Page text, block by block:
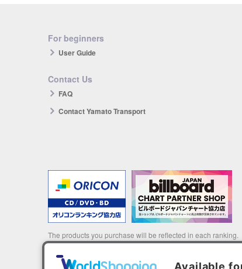
For beginners
User Guide
Contact Us
FAQ
Contact Yamato Transport
The products you purchase will be reflected in each ranking.
*HANTEO is only available as a Korean import.